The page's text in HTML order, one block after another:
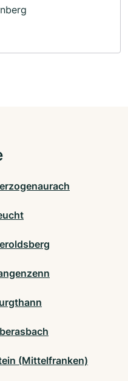
(Mittelfranken)